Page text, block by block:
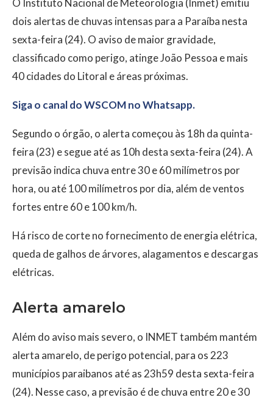
O Instituto Nacional de Meteorologia (Inmet) emitiu
dois alertas de chuvas intensas para a Paraíba nesta
sexta-feira (24). O aviso de maior gravidade,
classificado como perigo, atinge João Pessoa e mais
40 cidades do Litoral e áreas próximas.
Siga o canal do WSCOM no Whatsapp.
Segundo o órgão, o alerta começou às 18h da quinta-
feira (23) e segue até as 10h desta sexta-feira (24). A
previsão indica chuva entre 30 e 60 milímetros por
hora, ou até 100 milímetros por dia, além de ventos
fortes entre 60 e 100 km/h.
Há risco de corte no fornecimento de energia elétrica,
queda de galhos de árvores, alagamentos e descargas
elétricas.
Alerta amarelo
Além do aviso mais severo, o INMET também mantém
alerta amarelo, de perigo potencial, para os 223
municípios paraibanos até as 23h59 desta sexta-feira
(24). Nesse caso, a previsão é de chuva entre 20 e 30